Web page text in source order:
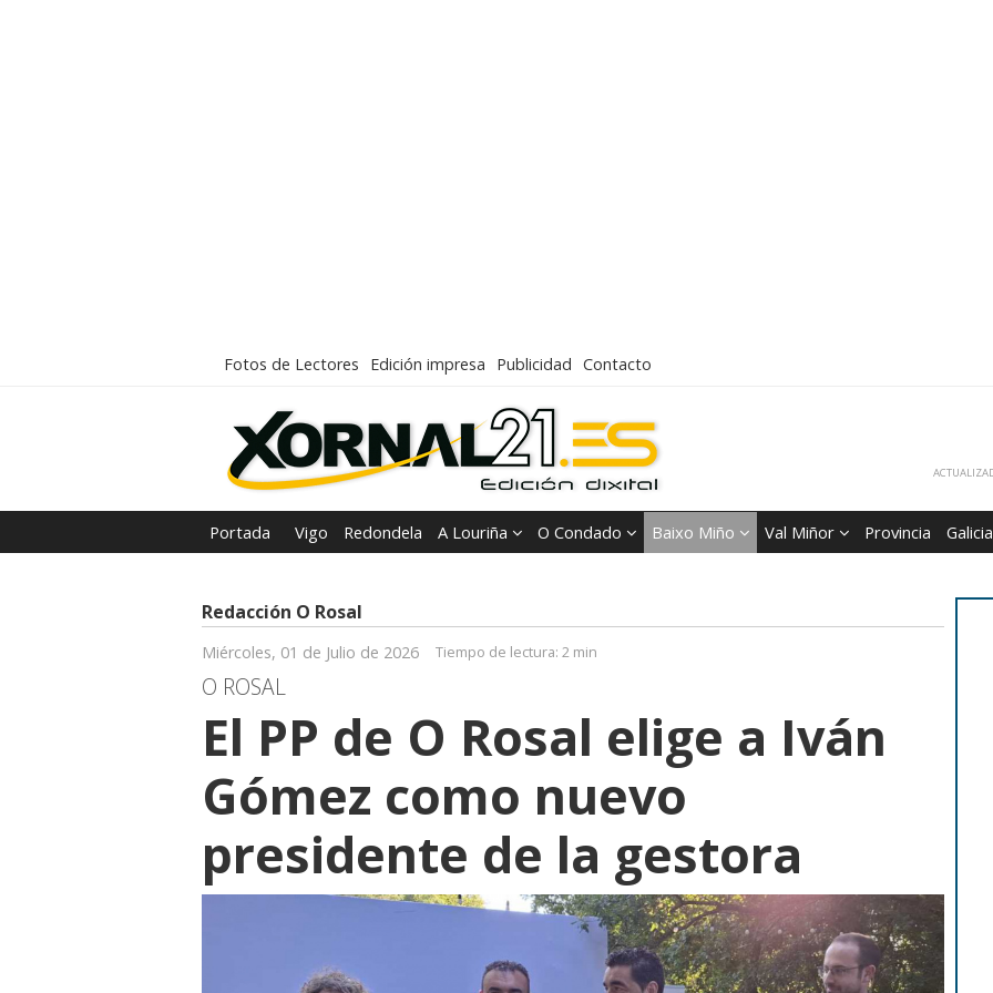
Fotos de Lectores Edición impresa Publicidad Contacto
Portada Vigo Redondela A Louriña O Condado Baixo Miño Val Miñor Provincia Galicia
Redacción O Rosal
Miércoles, 01 de Julio de 2026 Tiempo de lectura: 2 min
O ROSAL
El PP de O Rosal elige a Iván
Gómez como nuevo
presidente de la gestora